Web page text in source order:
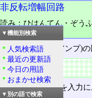
非反転増幅回路
読み：ひはんてん・ぞう
品詞：名詞
オペアンプ (OPアンプ)
概要
出力信号の一部を入力に
▼機能別検索
人気検索語
最近の更新語
今日の用語
おまかせ検索
▼別の語で検索